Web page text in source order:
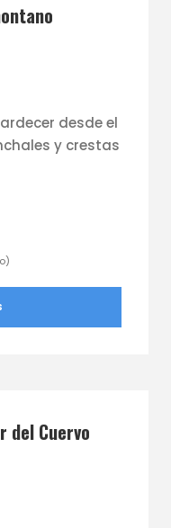
desde el
y crestas
del Cuervo